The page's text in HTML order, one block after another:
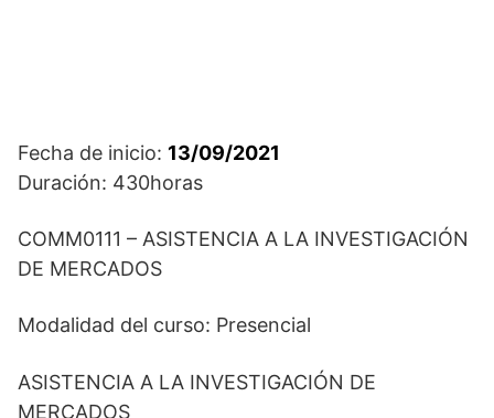
Fecha de inicio: 13/09/2021
Duración: 430horas
COMM0111 – ASISTENCIA A LA INVESTIGACIÓN
DE MERCADOS
Modalidad del curso: Presencial
ASISTENCIA A LA INVESTIGACIÓN DE
MERCADOS